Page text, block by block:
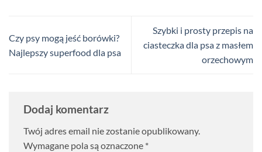
Czy psy mogą jeść borówki?
Najlepszy superfood dla psa
Szybki i prosty przepis na
ciasteczka dla psa z masłem
orzechowym
Dodaj komentarz
Twój adres email nie zostanie opublikowany.
Wymagane pola są oznaczone *